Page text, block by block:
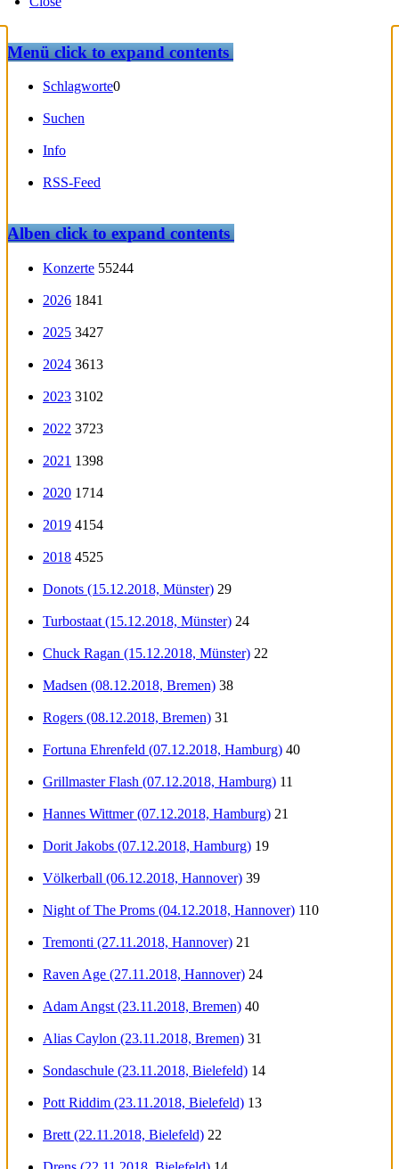
Menüclick to expand contents
Schlagworte0
Suchen
Info
RSS-Feed
Albenclick to expand contents
Konzerte 55244
2026 1841
2025 3427
2024 3613
2023 3102
2022 3723
2021 1398
2020 1714
2019 4154
2018 4525
Donots (15.12.2018, Münster) 29
Turbostaat (15.12.2018, Münster) 24
Chuck Ragan (15.12.2018, Münster) 22
Madsen (08.12.2018, Bremen) 38
Rogers (08.12.2018, Bremen) 31
Fortuna Ehrenfeld (07.12.2018, Hamburg) 40
Grillmaster Flash (07.12.2018, Hamburg) 11
Hannes Wittmer (07.12.2018, Hamburg) 21
Dorit Jakobs (07.12.2018, Hamburg) 19
Völkerball (06.12.2018, Hannover) 39
Night of The Proms (04.12.2018, Hannover) 110
Tremonti (27.11.2018, Hannover) 21
Raven Age (27.11.2018, Hannover) 24
Adam Angst (23.11.2018, Bremen) 40
Alias Caylon (23.11.2018, Bremen) 31
Sondaschule (23.11.2018, Bielefeld) 14
Pott Riddim (23.11.2018, Bielefeld) 13
Brett (22.11.2018, Bielefeld) 22